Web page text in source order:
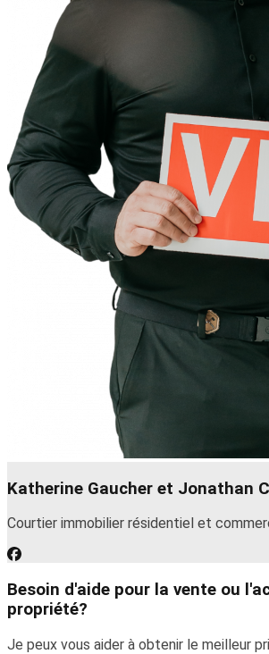
Katherine Gaucher et Jonathan
Courtier immobilier résidentiel et
Besoin d'aide pour la vente ou
propriété?
Je peux vous aider à obtenir le meilleur